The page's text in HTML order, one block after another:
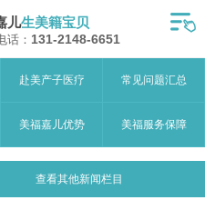
儿生美籍宝贝
话： 131-2148-6651
赴美产子医疗 常见问题汇总
美福嘉儿优势 美福服务保障
查看其他新闻栏目
首页
月子中心服务